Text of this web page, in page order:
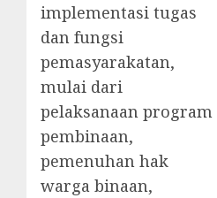
implementasi tugas
dan fungsi
pemasyarakatan,
mulai dari
pelaksanaan program
pembinaan,
pemenuhan hak
warga binaan,